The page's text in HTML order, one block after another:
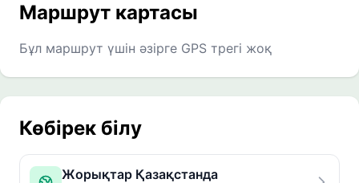
Маршрут картасы
Бұл маршрут үшін әзірге GPS трегі жоқ
Көбірек білу
Жорықтар Қазақстанда